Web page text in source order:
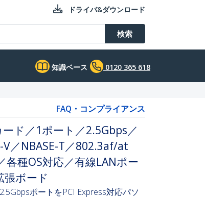
ドライバ&ダウンロード
検索
知識ベース 0120 365 618
FAQ・コンプライアンス
ド／1ポート／2.5Gbps／
／NBASE-T／802.3af/at
各種OS対応／有線LANポー
張ボード
ポートをPCI Express対応パソ